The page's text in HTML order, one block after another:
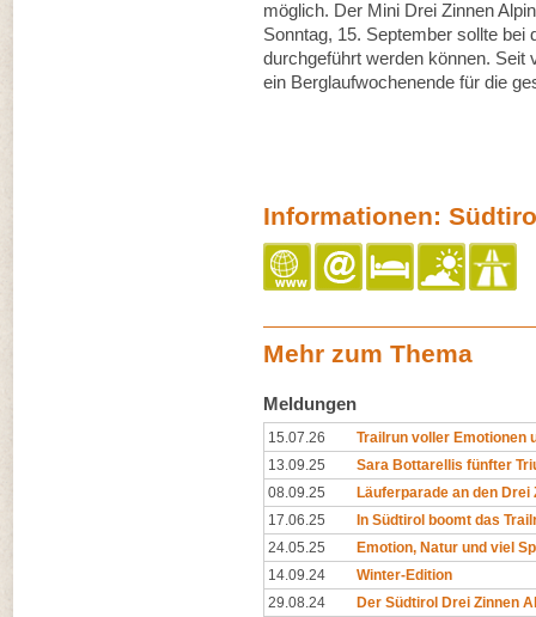
möglich. Der Mini Drei Zinnen
Sonntag, 15. September sollte
durchgeführt werden können. Seit
ein Berglaufwochenende für die
Informationen:
Mehr zum Thema
Meldungen
15.07.26
Trailrun voller Emotionen
13.09.25
Sara Bottarellis fünfter
08.09.25
Läuferparade an den Drei
17.06.25
In Südtirol boomt das
24.05.25
Emotion, Natur und viel
14.09.24
Winter-Edition
29.08.24
Der Südtirol Drei Zinnen